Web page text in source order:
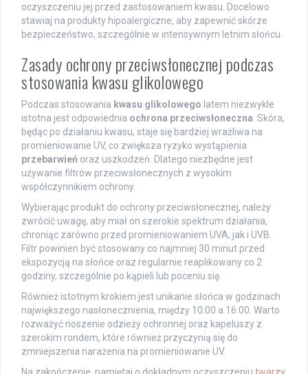
oczyszczeniu jej przed zastosowaniem kwasu. Docelowo
stawiaj na produkty hipoalergiczne, aby zapewnić skórze
bezpieczeństwo, szczególnie w intensywnym letnim słońcu.
Zasady ochrony przeciwsłonecznej podczas
stosowania kwasu glikolowego
Podczas stosowania kwasu glikolowego latem niezwykle
istotna jest odpowiednia ochrona przeciwsłoneczna . Skóra,
będąc po działaniu kwasu, staje się bardziej wrażliwa na
promieniowanie UV, co zwiększa ryzyko wystąpienia
przebarwień oraz uszkodzeń. Dlatego niezbędne jest
używanie filtrów przeciwsłonecznych z wysokim
współczynnikiem ochrony.
Wybierając produkt do ochrony przeciwsłonecznej, należy
zwrócić uwagę, aby miał on szerokie spektrum działania,
chroniąc zarówno przed promieniowaniem UVA, jak i UVB.
Filtr powinien być stosowany co najmniej 30 minut przed
ekspozycją na słońce oraz regularnie reaplikowany co 2
godziny, szczególnie po kąpieli lub poceniu się.
Również istotnym krokiem jest unikanie słońca w godzinach
największego nasłonecznienia, między 10:00 a 16:00. Warto
rozważyć noszenie odzieży ochronnej oraz kapeluszy z
szerokim rondem, które również przyczynią się do
zmniejszenia narażenia na promieniowanie UV.
Na zakończenie, pamiętaj o dokładnym oczyszczeniu twarzy